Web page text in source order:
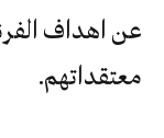
عن اهداف
معتقداتهم.